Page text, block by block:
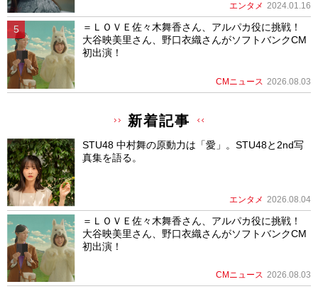
エンタメ 2024.01.16
＝ＬＯＶＥ佐々木舞香さん、アルパカ役に挑戦！
大谷映美里さん、野口衣織さんがソフトバンクCM
初出演！
CMニュース 2026.08.03
新着記事
STU48 中村舞の原動力は「愛」。STU48と2nd写
真集を語る。
エンタメ 2026.08.04
＝ＬＯＶＥ佐々木舞香さん、アルパカ役に挑戦！
大谷映美里さん、野口衣織さんがソフトバンクCM
初出演！
CMニュース 2026.08.03